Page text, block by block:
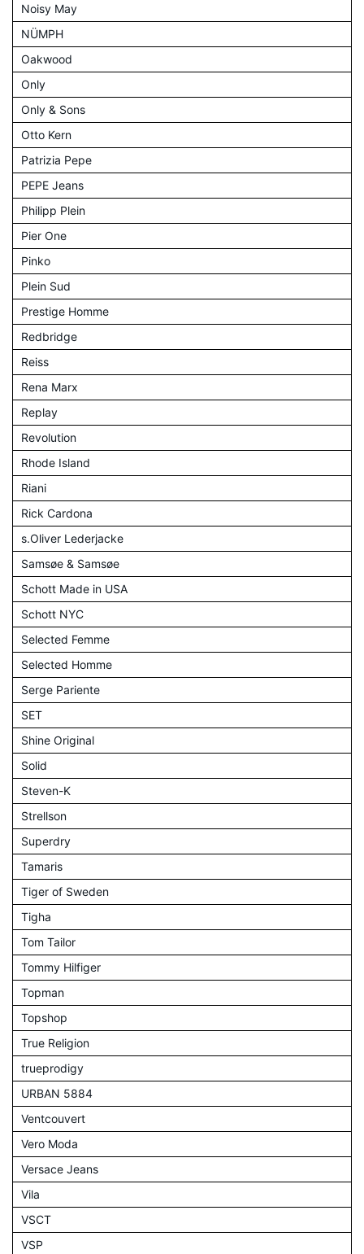
Noisy May
NÜMPH
Oakwood
Only
Only & Sons
Otto Kern
Patrizia Pepe
PEPE Jeans
Philipp Plein
Pier One
Pinko
Plein Sud
Prestige Homme
Redbridge
Reiss
Rena Marx
Replay
Revolution
Rhode Island
Riani
Rick Cardona
s.Oliver Lederjacke
Samsøe & Samsøe
Schott Made in USA
Schott NYC
Selected Femme
Selected Homme
Serge Pariente
SET
Shine Original
Solid
Steven-K
Strellson
Superdry
Tamaris
Tiger of Sweden
Tigha
Tom Tailor
Tommy Hilfiger
Topman
Topshop
True Religion
trueprodigy
URBAN 5884
Ventcouvert
Vero Moda
Versace Jeans
Vila
VSCT
VSP